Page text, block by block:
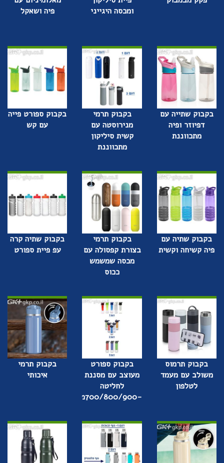
ומכסה היגייני
פיה ושאקל
בקבוק שתייה עם
דפיוזר ופיה
מתכווננת
בקבוק תרמי
מנירוסטה עם
קשית סיליקון
מתכווננת
בקבוק ספורט פייה
עם קש
בקבוק שתיה עם
פיה קשיחה וקשית
בקבוק תרמי
בצורת קפסולה עם
מכסה שמשמש
ככוס
בקבוק שתיה קרה
עפ פיית ספורט
בקבוק תרמוס
משולב עם מעמד
לטלפון
בקבוק ספורט
מעוצב עם מסננת
לחליטה
-700/800/900מ"ל
בקבוק תרמי
איכותי